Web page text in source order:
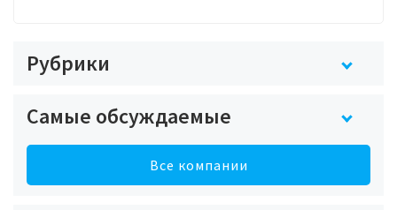
Рубрики
Самые обсуждаемые
Все компании